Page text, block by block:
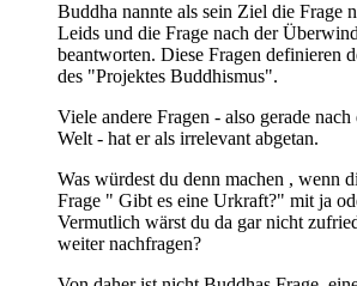
Buddha nannte als sein Ziel die Frage
Leids und die Frage nach der
beantworten. Diese Fragen definieren
des "Projektes Buddhismus".
Viele andere Fragen - also gerade
Welt - hat er als irrelevant abgetan.
Was würdest du denn machen , wenn
Frage " Gibt es eine Urkraft?" mit ja
Vermutlich wärst du da gar nicht
weiter nachfragen?